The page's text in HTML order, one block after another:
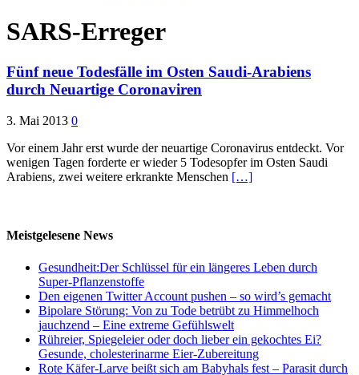
SARS-Erreger
Fünf neue Todesfälle im Osten Saudi-Arabiens
durch Neuartige Coronaviren
3. Mai 2013 0
Vor einem Jahr erst wurde der neuartige Coronavirus entdeckt. Vor
wenigen Tagen forderte er wieder 5 Todesopfer im Osten Saudi
Arabiens, zwei weitere erkrankte Menschen […]
Meistgelesene News
Gesundheit:Der Schlüssel für ein längeres Leben durch
Super-Pflanzenstoffe
Den eigenen Twitter Account pushen – so wird’s gemacht
Bipolare Störung: Von zu Tode betrübt zu Himmelhoch
jauchzend – Eine extreme Gefühlswelt
Rühreier, Spiegeleier oder doch lieber ein gekochtes Ei?
Gesunde, cholesterinarme Eier-Zubereitung
Rote Käfer-Larve beißt sich am Babyhals fest – Parasit durch